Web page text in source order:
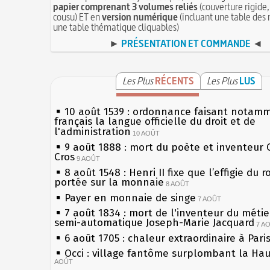
papier comprenant 3 volumes reliés(couverture
cousu) ET enversion numérique(incluant une table des
une table thématique cliquables)
► PRÉSENTATION ET COMMANDE ◄
Les PlusRÉCENTS Les PlusLUS
10 août 1539 : ordonnance faisant
français la langue officielle du droit et de
l'administration 10 AOÛT
9 août 1888 : mort du poète et inventeur
Cros 9 AOÛT
8 août 1548 : Henri II fixe que l’effigie du
portée sur la monnaie 8 AOÛT
Payer en monnaie de singe 7 AOÛT
7 août 1834 : mort de l'inventeur du
semi-automatique Joseph-Marie Jacquard 7
6 août 1705 : chaleur extraordinaire à Paris
Occi : village fantôme surplombant la
AOÛT